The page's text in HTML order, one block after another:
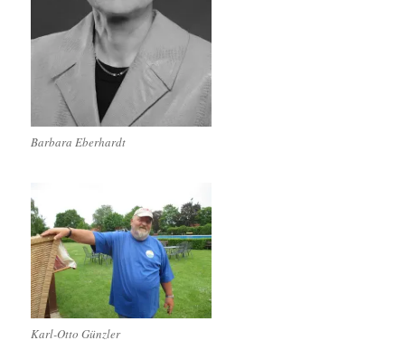
Barbara Eberhardt
Karl-Otto Günzler